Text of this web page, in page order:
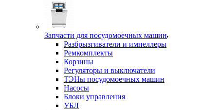
Запчасти для посудомоечных машин
Разбрызгиватели и импеллеры
Ремкомплекты
Корзины
Регуляторы и выключатели
ТЭНы посудомоечных машин
Насосы
Блоки управления
УБЛ